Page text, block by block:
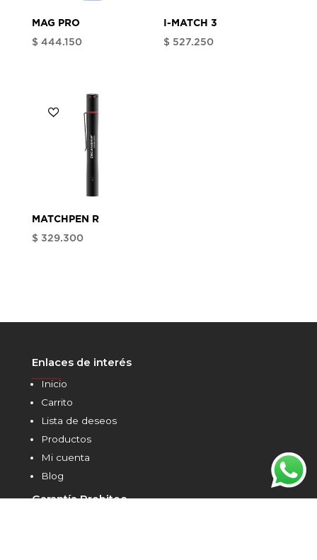
MAG PRO
$ 444.150
I-MATCH 3
$ 527.250
MATCHPEN R
$ 329.300
Enlaces de interés
Inicio
Carrito
Lista de deseos
Productos
Mi cuenta
Blog
Garantía Probitec